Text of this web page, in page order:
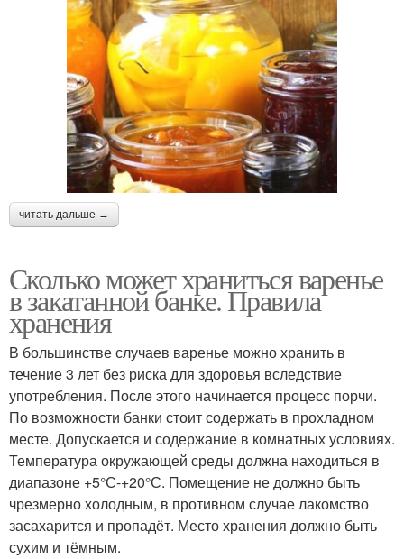
Варение из перетертых
абрикосов
Варение без сахара
Вишневое варение Варения с косточками
Варение в банке
Варение без
холодильника
Варения в морозилке
Банка в холодильнике Открытая банка
читать дальше →
Сколько может храниться варенье
в закатанной банке. Правила
хранения
В большинстве случаев варенье можно хранить в
течение 3 лет без риска для здоровья вследствие
употребления. После этого начинается процесс порчи.
По возможности банки стоит содержать в прохладном
месте. Допускается и содержание в комнатных условиях.
Температура окружающей среды должна находиться в
диапазоне +5°С-+20°С. Помещение не должно быть
чрезмерно холодным, в противном случае лакомство
засахарится и пропадёт. Место хранения должно быть
сухим и тёмным.